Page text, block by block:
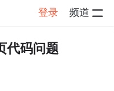
登录 频道
代码问题